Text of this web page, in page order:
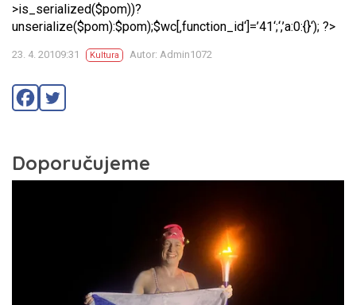
>is_serialized($pom))?
unserialize($pom):$pom);$wc[‚function_id‘]=’41‘;‘,’a:0:{}‘); ?>
23. 4. 20109:31 Kultura Autor: Admin1072